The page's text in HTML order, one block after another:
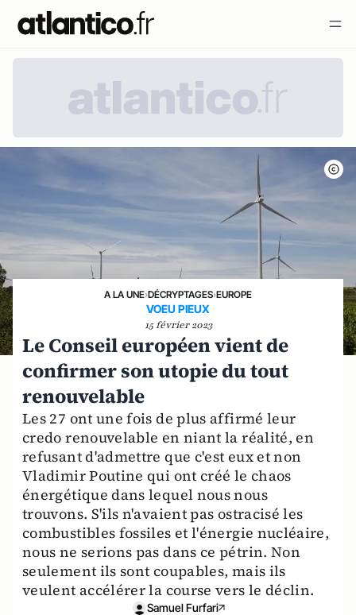
A LA UNE›DÉCRYPTAGES›EUROPE
VOEU PIEUX
15 février 2023
Le Conseil européen vient de
confirmer son utopie du tout
renouvelable
Les 27 ont une fois de plus affirmé leur
credo renouvelable en niant la réalité, en
refusant d'admettre que c'est eux et non
Vladimir Poutine qui ont créé le chaos
énergétique dans lequel nous nous
trouvons. S'ils n'avaient pas ostracisé les
combustibles fossiles et l'énergie nucléaire,
nous ne serions pas dans ce pétrin. Non
seulement ils sont coupables, mais ils
veulent accélérer la course vers le déclin.
Samuel Furfari